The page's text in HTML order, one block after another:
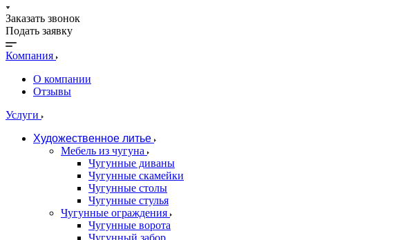
Заказать звонок
Подать заявку
Компания
О компании
Отзывы
Услуги
Художественное литье
Мебель из чугуна
Чугунные диваны
Чугунные скамейки
Чугунные столы
Чугунные стулья
Чугунные ограждения
Чугунные ворота
Чугунный забор